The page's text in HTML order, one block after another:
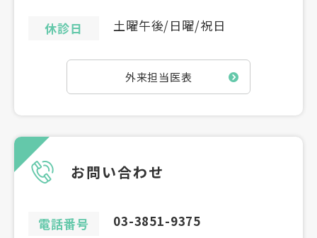
休診日 土曜午後/日曜/祝日
外来担当医表
お問い合わせ
電話番号 03-3851-9375